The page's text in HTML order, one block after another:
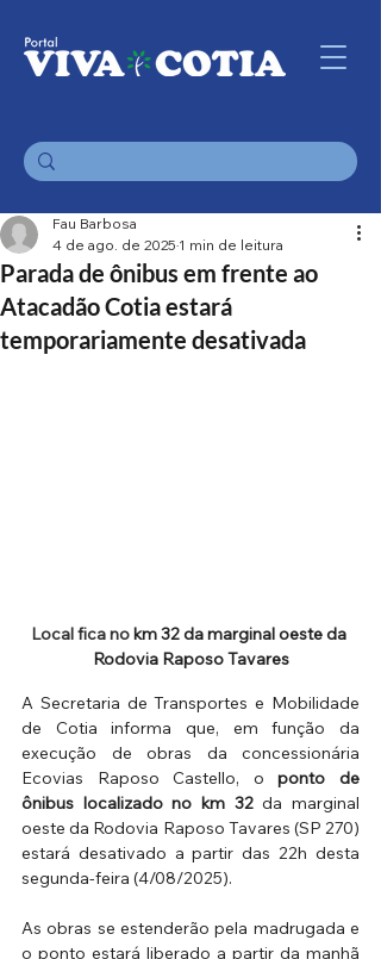
Parada de ônibus em frente ao
Atacadão Cotia estará
temporariamente desativada
Fau Barbosa
4 de ago. de 2025 1 min de leitura
Local fica no km 32 da marginal oeste da
Rodovia Raposo Tavares
A Secretaria de Transportes e Mobilidade
de Cotia informa que, em função da
execução de obras da concessionária
Ecovias Raposo Castello, o ponto de
ônibus localizado no km 32 da marginal
oeste da Rodovia Raposo Tavares (SP 270)
estará desativado a partir das 22h desta
segunda-feira (4/08/2025).
As obras se estenderão pela madrugada e
o ponto estará liberado a partir da manhã